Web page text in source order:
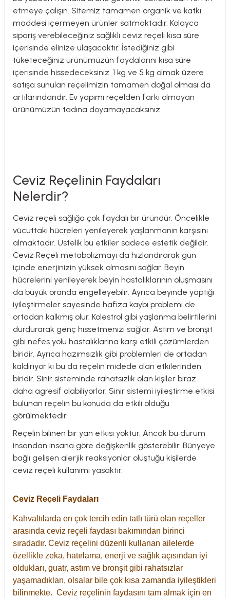
etmeye çalışın. Sitemiz tamamen organik ve katkı
maddesi içermeyen ürünler satmaktadır. Kolayca
sipariş verebileceğiniz sağlıklı ceviz reçeli kısa süre
içerisinde elinize ulaşacaktır. İstediğiniz gibi
tüketeceğiniz ürünümüzün faydalarını kısa süre
içerisinde hissedeceksiniz. 1 kg ve 5 kg olmak üzere
satışa sunulan reçelimizin tamamen doğal olması da
artılarındandır. Ev yapımı reçelden farkı olmayan
ürünümüzün tadına doyamayacaksınız.
Ceviz Reçelinin Faydaları
Nelerdir?
Ceviz reçeli sağlığa çok faydalı bir üründür. Öncelikle
vücuttaki hücreleri yenileyerek yaşlanmanın karşısını
almaktadır. Üstelik bu etkiler sadece estetik değildir.
Ceviz Reçeli metabolizmayı da hızlandırarak gün
içinde enerjinizin yüksek olmasını sağlar. Beyin
hücrelerini yenileyerek beyin hastalıklarının oluşmasını
da büyük oranda engelleyebilir. Ayrıca beyinde yaptığı
iyileştirmeler sayesinde hafıza kaybı problemi de
ortadan kalkmış olur. Kolestrol gibi yaşlanma belirtilerini
durdurarak genç hissetmenizi sağlar. Astım ve bronşit
gibi nefes yolu hastalıklarına karşı etkili çözümlerden
biridir. Ayrıca hazımsızlık gibi problemleri de ortadan
kaldırıyor ki bu da reçelin midede olan etkilerinden
biridir. Sinir sisteminde rahatsızlık olan kişiler biraz
daha agresif olabiliyorlar. Sinir sistemi iyileştirme etkisi
bulunan reçelin bu konuda da etkili olduğu
görülmektedir.
Reçelin bilinen bir yan etkisi yoktur. Ancak bu durum
insandan insana göre değişkenlik gösterebilir. Bünyeye
bağlı gelişen alerjik reaksiyonlar oluştuğu kişilerde
ceviz reçeli kullanımı yasaktır.
Ceviz Reçeli Faydaları
Kahvaltılarda en çok tercih edin tatlı türü olan reçeller
arasında ceviz reçeli faydası bakımından birinci
sıradadır. Ceviz reçelini düzenli kullanan ailelerde
özellikle zeka, hatırlama, enerji ve sağlık açısından iyi
oldukları, guatr, astım ve bronşit gibi rahatsızlar
yaşamadıkları, olsalar bile çok kısa zamanda iyileştikleri
bilinmekte. Ceviz reçelinin faydasını tam almak için en